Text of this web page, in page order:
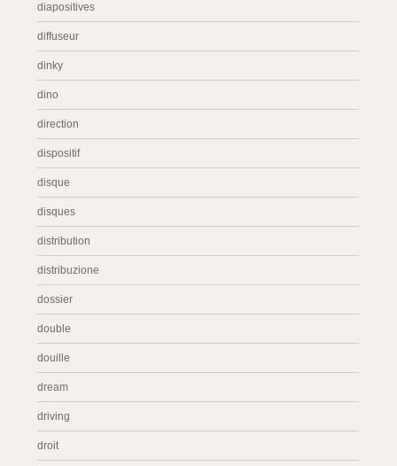
diapositives
diffuseur
dinky
dino
direction
dispositif
disque
disques
distribution
distribuzione
dossier
double
douille
dream
driving
droit